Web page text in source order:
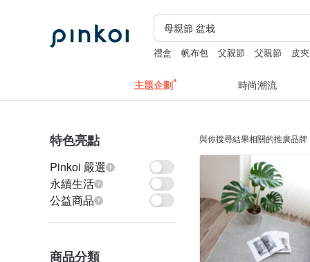
禮盒 帆布包 父親節 父親節 皮夾
主題企劃 時尚潮流
特色亮點
Pinkoi 嚴選
永續生活
公益商品
商品分類
與你搜尋結果相關的推廣品牌